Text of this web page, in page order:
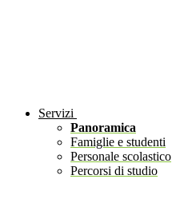
Servizi
Panoramica
Famiglie e studenti
Personale scolastico
Percorsi di studio